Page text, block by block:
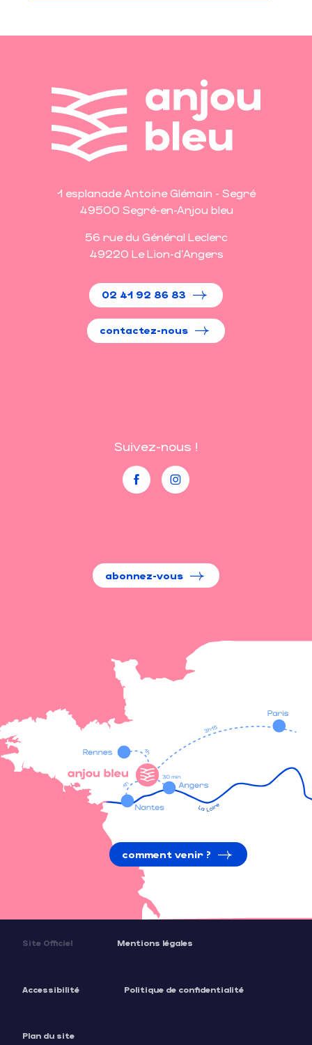
1 esplanade Antoine Glémain - Segré
49500 Segré-en-Anjou bleu
56 rue du Général Leclerc
49220 Le Lion-d'Angers
02 41 92 86 83
contactez-nous
Suivez-nous !
abonnez-vous
comment venir ?
Site Officiel Mentions légales
Accessibilité Politique de confidentialité
Plan du site